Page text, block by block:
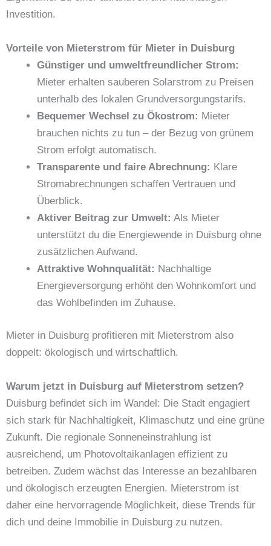
Investition.
Vorteile von Mieterstrom für Mieter in Duisburg
Günstiger und umweltfreundlicher Strom:
Mieter erhalten sauberen Solarstrom zu Preisen
unterhalb des lokalen Grundversorgungstarifs.
Bequemer Wechsel zu Ökostrom: Mieter
brauchen nichts zu tun – der Bezug von grünem
Strom erfolgt automatisch.
Transparente und faire Abrechnung: Klare
Stromabrechnungen schaffen Vertrauen und
Überblick.
Aktiver Beitrag zur Umwelt: Als Mieter
unterstützt du die Energiewende in Duisburg ohne
zusätzlichen Aufwand.
Attraktive Wohnqualität: Nachhaltige
Energieversorgung erhöht den Wohnkomfort und
das Wohlbefinden im Zuhause.
Mieter in Duisburg profitieren mit Mieterstrom also
doppelt: ökologisch und wirtschaftlich.
Warum jetzt in Duisburg auf Mieterstrom setzen?
Duisburg befindet sich im Wandel: Die Stadt engagiert
sich stark für Nachhaltigkeit, Klimaschutz und eine grüne
Zukunft. Die regionale Sonneneinstrahlung ist
ausreichend, um Photovoltaikanlagen effizient zu
betreiben. Zudem wächst das Interesse an bezahlbaren
und ökologisch erzeugten Energien. Mieterstrom ist
daher eine hervorragende Möglichkeit, diese Trends für
dich und deine Immobilie in Duisburg zu nutzen.